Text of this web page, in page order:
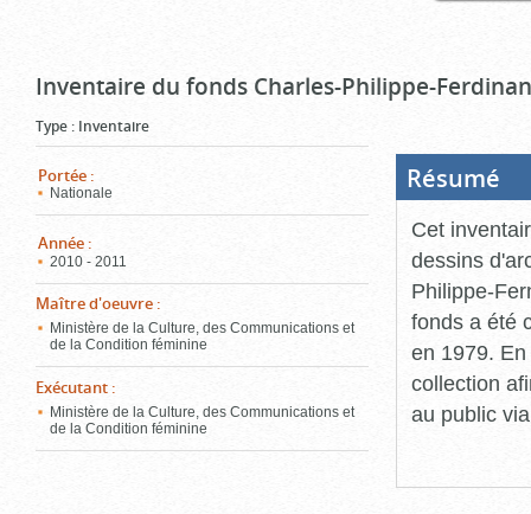
Inventaire du fonds Charles-Philippe-
Type : Inventaire
Portée :
Nationale
Année :
2010 - 2011
Maître d'oeuvre :
Ministère de la Culture, des Communications et
de la Condition féminine
Exécutant :
Ministère de la Culture, des Communications et
de la Condition féminine
Résumé
Cet
dessins
Philippe-
fonds a été
en 1979.
collection
au public